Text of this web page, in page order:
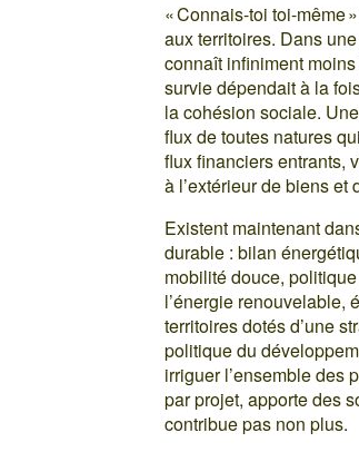
« Connais-toi toi-même
aux territoires. Dans
connaît infiniment
survie dépendait à la
la cohésion sociale.
flux de toutes natures
flux financiers entrants,
à l’extérieur de biens et
Existent maintenant
durable : bilan
mobilité douce,
l’énergie renouvelable,
territoires dotés d’une
politique du
irriguer l’ensemble des
par projet, apporte des
contribue pas non plus.